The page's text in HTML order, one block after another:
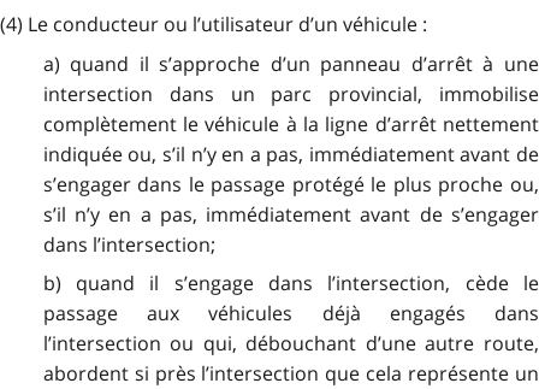
(4) Le conducteur ou l’utilisateur d’un véhicule :
a) quand il s’approche d’un panneau d’arrêt à une
intersection dans un parc provincial, immobilise
complètement le véhicule à la ligne d’arrêt nettement
indiquée ou, s’il n’y en a pas, immédiatement avant de
s’engager dans le passage protégé le plus proche ou,
s’il n’y en a pas, immédiatement avant de s’engager
dans l’intersection;
b) quand il s’engage dans l’intersection, cède le
passage aux véhicules déjà engagés dans
l’intersection ou qui, débouchant d’une autre route,
abordent si près l’intersection que cela représente un